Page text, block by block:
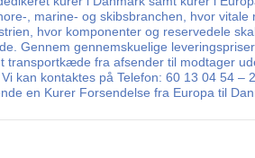
, marine- og skibsbranchen, hvor
hvor komponenter og reservedele
Gennem gennemskuelige
transportkæde fra afsender til modtager
kan kontaktes på Telefon: 60 13 04 54
en Kurer Forsendelse fra Europa til